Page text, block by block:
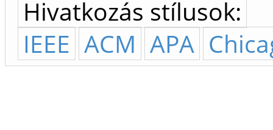
Hivatkozás stílusok:
IEEE ACM APA